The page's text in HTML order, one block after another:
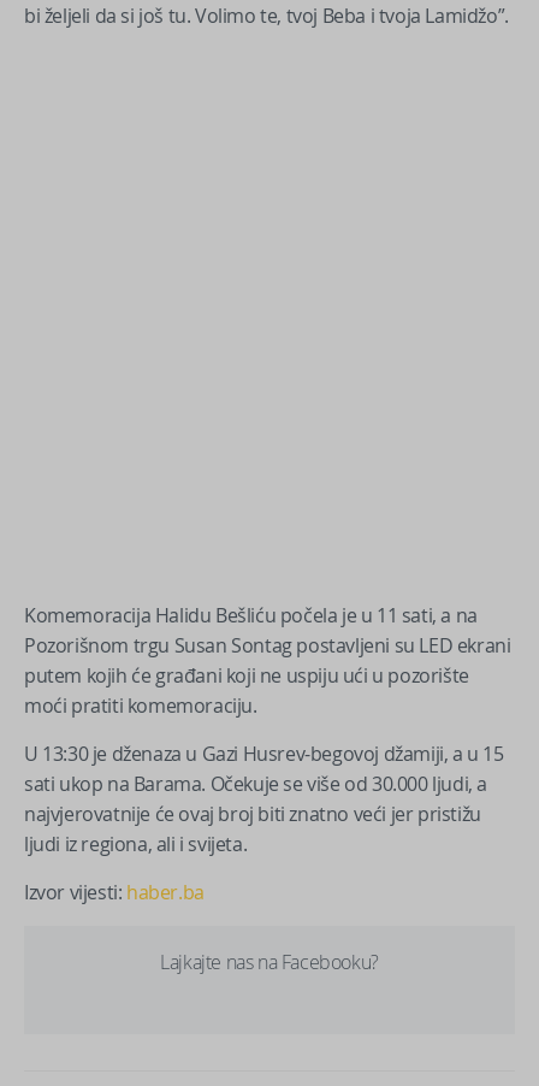
bi željeli da si još tu. Volimo te, tvoj Beba i tvoja Lamidžo”.
Komemoracija Halidu Bešliću počela je u 11 sati, a na
Pozorišnom trgu Susan Sontag postavljeni su LED ekrani
putem kojih će građani koji ne uspiju ući u pozorište
moći pratiti komemoraciju.
U 13:30 je dženaza u Gazi Husrev-begovoj džamiji, a u 15
sati ukop na Barama. Očekuje se više od 30.000 ljudi, a
najvjerovatnije će ovaj broj biti znatno veći jer pristižu
ljudi iz regiona, ali i svijeta.
Izvor vijesti: haber.ba
Lajkajte nas na Facebooku?